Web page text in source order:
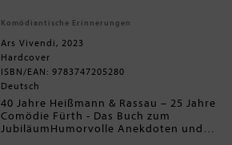
Komödiantische Erinnerungen
Ars Vivendi, 2023
Hardcover
ISBN/EAN: 9783747205280
Deutsch
40 Jahre Heißmann & Rassau – 25 Jahre
Comödie Fürth - Das Buch zum
JubiläumHumorvolle Anekdoten und